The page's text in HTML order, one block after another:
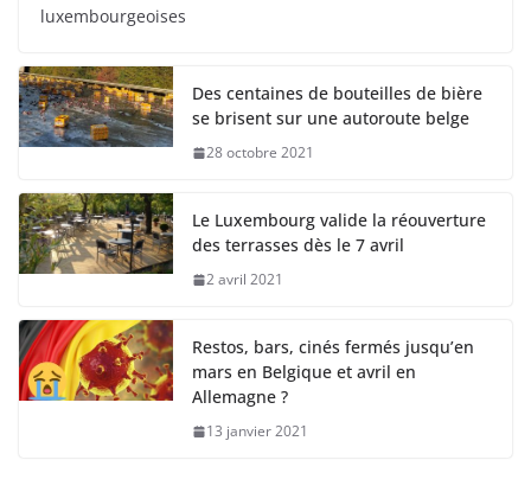
luxembourgeoises
Des centaines de bouteilles de bière
se brisent sur une autoroute belge
28 octobre 2021
Le Luxembourg valide la réouverture
des terrasses dès le 7 avril
2 avril 2021
Restos, bars, cinés fermés jusqu’en
mars en Belgique et avril en
Allemagne ?
13 janvier 2021